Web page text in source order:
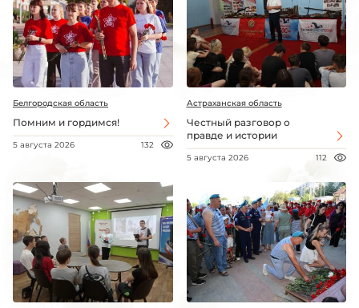
Белгородская область
Помним и гордимся!
5 августа 2026 132
Астраханская область
Честный разговор о
правде и истории
5 августа 2026 112